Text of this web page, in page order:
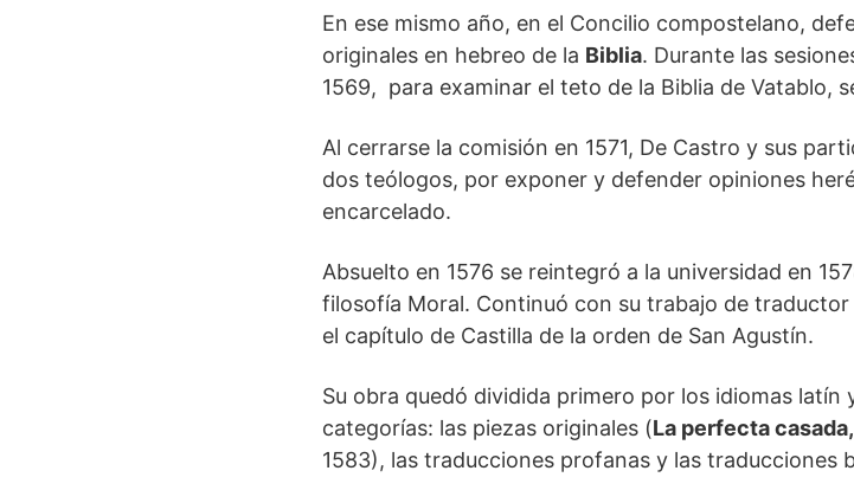
En ese mismo año, en el Concilio compostelano,
originales en hebreo de la Biblia. Durante las
1569, para examinar el teto de la Biblia de Vatablo,
Al cerrarse la comisión en 1571, De Castro y sus
dos teólogos, por exponer y defender opiniones
encarcelado.
Absuelto en 1576 se reintegró a la universidad en
filosofía Moral. Continuó con su trabajo de
el capítulo de Castilla de la orden de San Agustín.
Su obra quedó dividida primero por los idiomas
categorías: las piezas originales (La perfecta
1583), las traducciones profanas y las traducciones